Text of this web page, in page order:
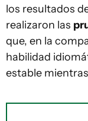
los resultados
realizaron las
que, en la
habilidad
estable